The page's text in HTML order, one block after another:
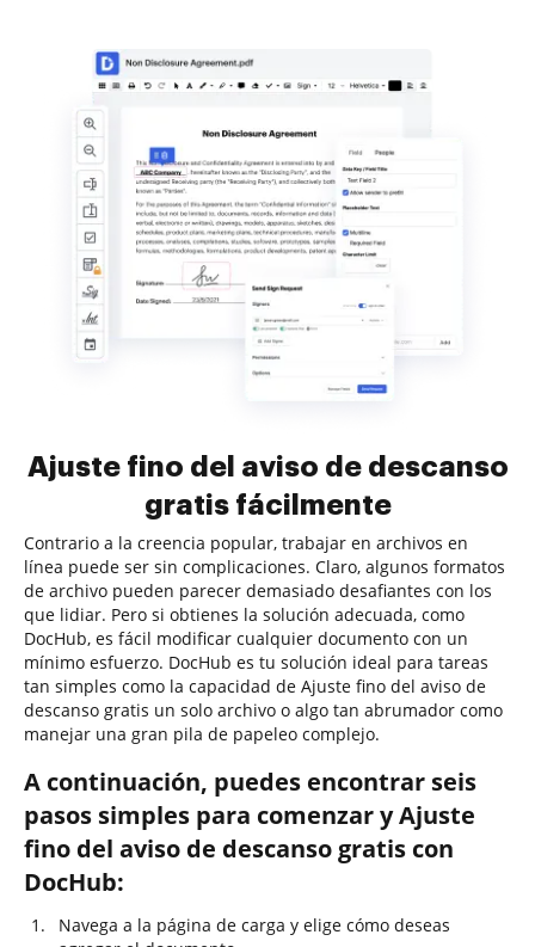
Ajuste fino del aviso de descanso
gratis fácilmente
Contrario a la creencia popular, trabajar en archivos en
línea puede ser sin complicaciones. Claro, algunos formatos
de archivo pueden parecer demasiado desafiantes con los
que lidiar. Pero si obtienes la solución adecuada, como
DocHub, es fácil modificar cualquier documento con un
mínimo esfuerzo. DocHub es tu solución ideal para tareas
tan simples como la capacidad de Ajuste fino del aviso de
descanso gratis un solo archivo o algo tan abrumador como
manejar una gran pila de papeleo complejo.
A continuación, puedes encontrar seis
pasos simples para comenzar y Ajuste
fino del aviso de descanso gratis con
DocHub:
Navega a la página de carga y elige cómo deseas